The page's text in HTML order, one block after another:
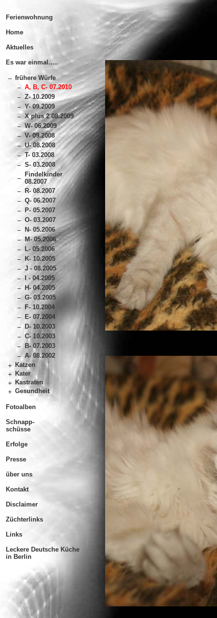
Ferienwohnung
Home
Aktuelles
Es war einmal.....
frühere Würfe
A, B, C- 07.2010
Z- 10.2009
Y- 09.2009
X plus 2 08.2009
W- 06.2009
V- 09.2008
U- 08.2008
T- 03.2008
S- 03.2008
Findelkinder
08.2007
R- 08.2007
Q- 06.2007
P- 05.2007
O- 03.2007
N- 05.2006
M- 05.2006
L- 05.2006
K- 10.2005
J - 08.2005
I - 04.2005
H- 04.2005
G- 03.2005
F- 10.2004
E- 07.2004
D- 10.2003
C- 10.2003
B- 07.2003
A- 08.2002
Katzen
Kater
Kastraten
Gesundheit
Fotoalben
Schnapp-
schüsse
Erfolge
Presse
über uns
Kontakt
Disclaimer
Züchterlinks
Links
Leckere Deutsche Küche
in Berlin